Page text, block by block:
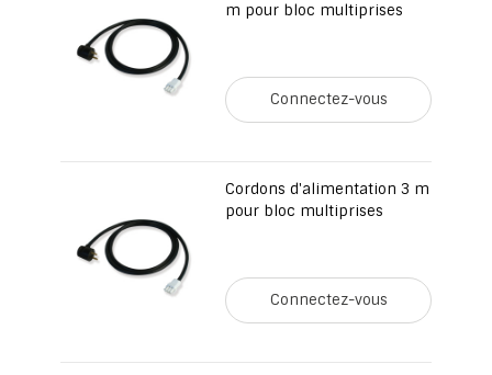
m pour bloc multiprises
Connectez-vous
Cordons d'alimentation 3 m
pour bloc multiprises
Connectez-vous